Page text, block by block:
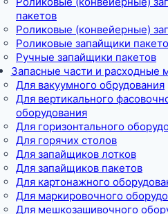
пакетов
Роликовые (конвейерные)
Роликовые запайщики
Ручные запайщики пакетов
Запасные части и расходные
Для вакуумного обрудования
Для вертикального
оборудования
Для горизонтального
Для горячих столов
Для запайщиков лотков
Для запайщиков пакетов
Для картонажного
Для маркировочного
Для мешкозашивочного